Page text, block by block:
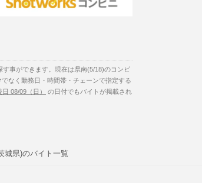
事ができます。現在は県南(5/18)のコンビ
なく勤務日・時間帯・チェーンで指定する
日 08/09（日）
の日付でもバイトが掲載され
城県)のバイト一覧